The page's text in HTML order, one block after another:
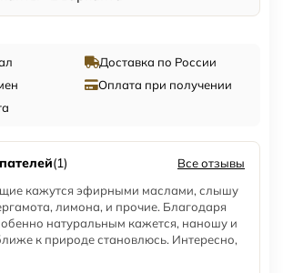
Доставка по России
Оплата при получении
(1)
Все отзывы
кажутся эфирными маслами, слышу
лимона, и прочие. Благодаря
натуральным кажется, наношу и
к природе становлюсь. Интересно,